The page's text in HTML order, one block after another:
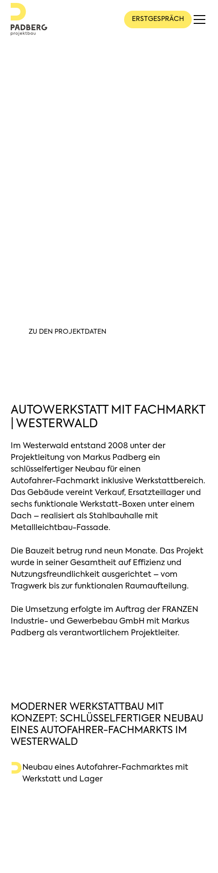
ERSTGESPRÄCH
ZU DEN PROJEKTDATEN
AUTOWERKSTATT MIT FACHMARKT
| WESTERWALD
Im Westerwald entstand 2008 unter der
Projektleitung von Markus Padberg ein
schlüsselfertiger Neubau für einen
Autofahrer-Fachmarkt inklusive Werkstattbereich.
Das Gebäude vereint Verkauf, Ersatzteillager und
sechs funktionale Werkstatt-Boxen unter einem
Dach – realisiert als Stahlbauhalle mit
Metallleichtbau-Fassade.
Die Bauzeit betrug rund neun Monate. Das Projekt
wurde in seiner Gesamtheit auf Effizienz und
Nutzungsfreundlichkeit ausgerichtet – vom
Tragwerk bis zur funktionalen Raumaufteilung.
Die Umsetzung erfolgte im Auftrag der FRANZEN
Industrie- und Gewerbebau GmbH mit Markus
Padberg als verantwortlichem Projektleiter.
MODERNER WERKSTATTBAU MIT
KONZEPT: SCHLÜSSELFERTIGER NEUBAU
EINES AUTOFAHRER-FACHMARKTS IM
WESTERWALD
Neubau eines Autofahrer-Fachmarktes mit
Werkstatt und Lager